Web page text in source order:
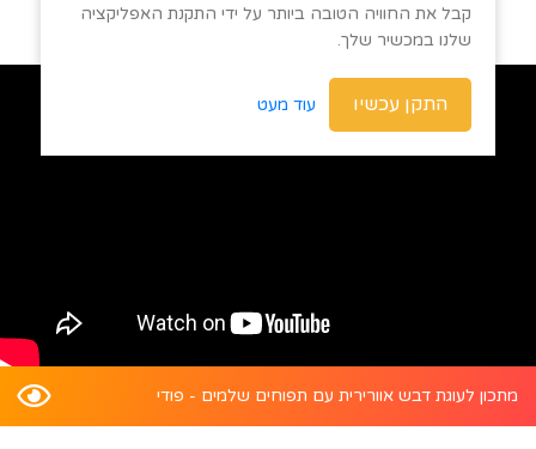
מתכון לעוגת דבש אוורירית עם תפוחים שלמים - פודי
קבל את החוויה הטובה ביותר על ידי התקנת האפליקציה
שלנו במכשיר שלך.
התקן עכשיו עוד מעט